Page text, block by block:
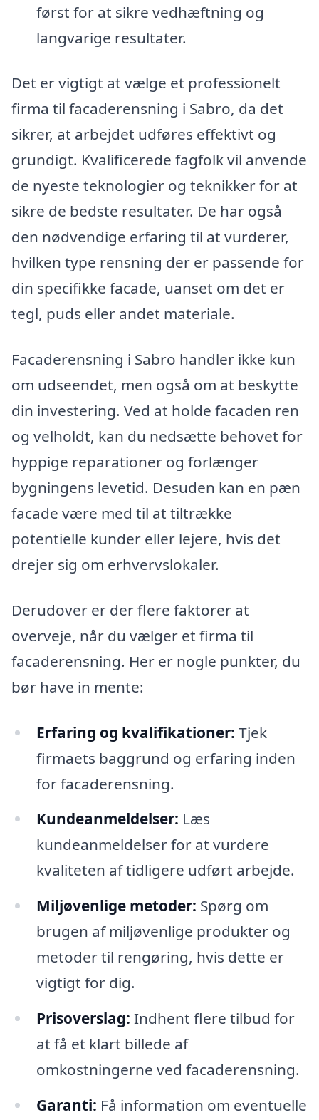
først for at sikre vedhæftning og
langvarige resultater.
Det er vigtigt at vælge et professionelt
firma til facaderensning i Sabro, da det
sikrer, at arbejdet udføres effektivt og
grundigt. Kvalificerede fagfolk vil anvende
de nyeste teknologier og teknikker for at
sikre de bedste resultater. De har også
den nødvendige erfaring til at vurderer,
hvilken type rensning der er passende for
din specifikke facade, uanset om det er
tegl, puds eller andet materiale.
Facaderensning i Sabro handler ikke kun
om udseendet, men også om at beskytte
din investering. Ved at holde facaden ren
og velholdt, kan du nedsætte behovet for
hyppige reparationer og forlænger
bygningens levetid. Desuden kan en pæn
facade være med til at tiltrække
potentielle kunder eller lejere, hvis det
drejer sig om erhvervslokaler.
Derudover er der flere faktorer at
overveje, når du vælger et firma til
facaderensning. Her er nogle punkter, du
bør have in mente:
Erfaring og kvalifikationer: Tjek
firmaets baggrund og erfaring inden
for facaderensning.
Kundeanmeldelser: Læs
kundeanmeldelser for at vurdere
kvaliteten af tidligere udført arbejde.
Miljøvenlige metoder: Spørg om
brugen af miljøvenlige produkter og
metoder til rengøring, hvis dette er
vigtigt for dig.
Prisoverslag: Indhent flere tilbud for
at få et klart billede af
omkostningerne ved facaderensning.
Garanti: Få information om eventuelle